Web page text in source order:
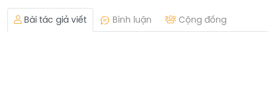
Bài tác giả viết Bình luận Cộng đồng